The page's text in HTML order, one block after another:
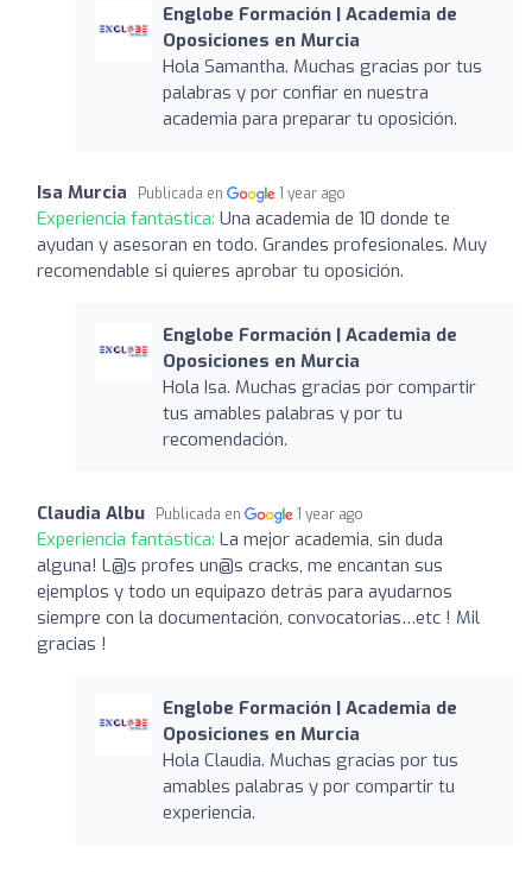
Englobe Formación | Academia de
Oposiciones en Murcia
Hola Samantha. Muchas gracias por tus
palabras y por confiar en nuestra
academia para preparar tu oposición.
Isa Murcia Publicada en 1 year ago
Experiencia fantástica: Una academia de 10 donde te
ayudan y asesoran en todo. Grandes profesionales. Muy
recomendable si quieres aprobar tu oposición.
Englobe Formación | Academia de
Oposiciones en Murcia
Hola Isa. Muchas gracias por compartir
tus amables palabras y por tu
recomendación.
Claudia Albu Publicada en 1 year ago
Experiencia fantástica: La mejor academia, sin duda
alguna! L@s profes un@s cracks, me encantan sus
ejemplos y todo un equipazo detrás para ayudarnos
siempre con la documentación, convocatorias…etc ! Mil
gracias !
Englobe Formación | Academia de
Oposiciones en Murcia
Hola Claudia. Muchas gracias por tus
amables palabras y por compartir tu
experiencia.